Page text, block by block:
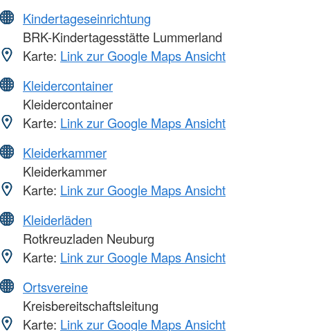
Kindertageseinrichtung
BRK-Kindertagesstätte Lummerland
Karte: Link zur Google Maps Ansicht
Kleidercontainer
Kleidercontainer
Karte: Link zur Google Maps Ansicht
Kleiderkammer
Kleiderkammer
Karte: Link zur Google Maps Ansicht
Kleiderläden
Rotkreuzladen Neuburg
Karte: Link zur Google Maps Ansicht
Ortsvereine
Kreisbereitschaftsleitung
Karte: Link zur Google Maps Ansicht